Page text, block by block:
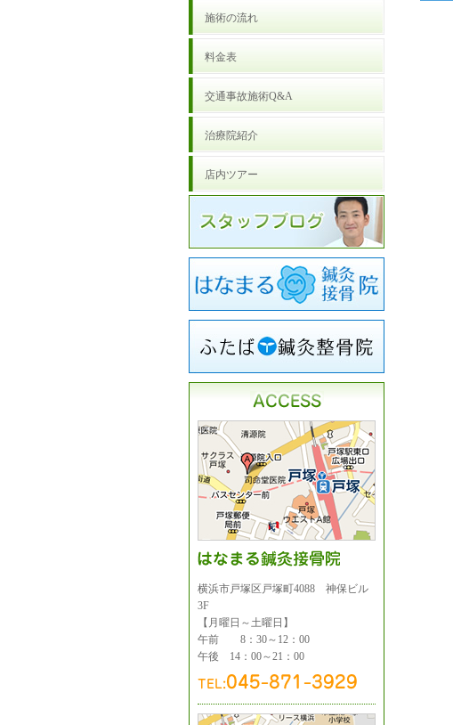
施術の流れ
料金表
交通事故施術Q&A
治療院紹介
店内ツアー
横浜市戸塚区戸塚町4088 神保ビル
3F
【月曜日～土曜日】
午前 8：30～12：00
午後 14：00～21：00